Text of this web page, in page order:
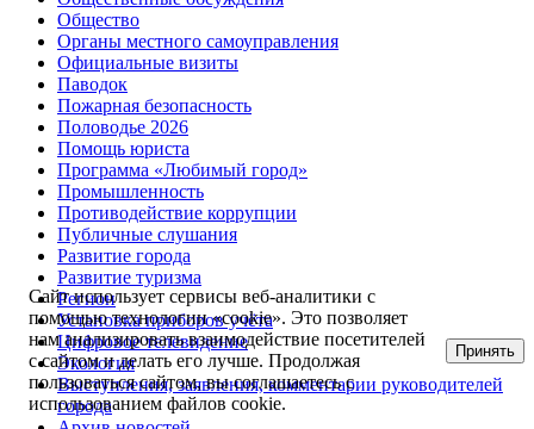
Общество
Органы местного самоуправления
Официальные визиты
Паводок
Пожарная безопасность
Половодье 2026
Помощь юриста
Программа «Любимый город»
Промышленность
Противодействие коррупции
Публичные слушания
Развитие города
Развитие туризма
Регион
Установка приборов учёта
Цифровое телевидение
Экология
Выступления, заявления, комментарии руководителей
города
Сайт использует сервисы веб-аналитики с
помощью технологии «cookie». Это позволяет
нам анализировать взаимодействие посетителей
с сайтом и делать его лучше. Продолжая
пользоваться сайтом, вы соглашаетесь с
использованием файлов cookie.
Принять